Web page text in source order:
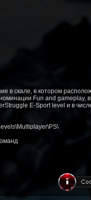
в скале, в котором
Fun and gameplay,
E-Sport level и в